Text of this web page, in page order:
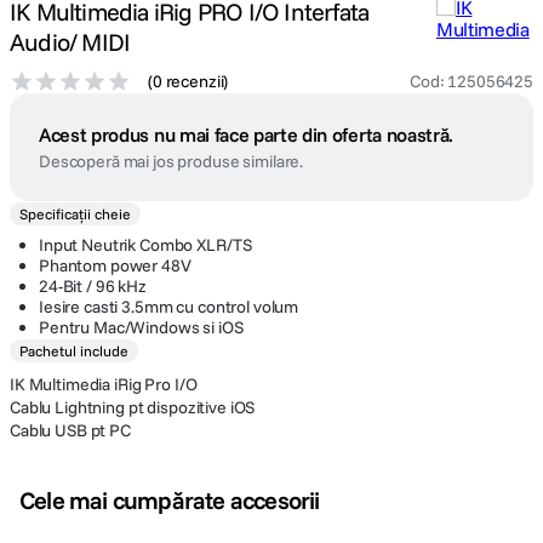
IK Multimedia iRig PRO I/O Interfata
Audio/ MIDI
(0 recenzii) Cod: 125056425
Acest produs nu mai face parte din oferta noastră.
Descoperă mai jos produse similare.
Specificații cheie
Input Neutrik Combo XLR/TS
Phantom power 48V
24-Bit / 96 kHz
Iesire casti 3.5mm cu control volum
Pentru Mac/Windows si iOS
Pachetul include
IK Multimedia iRig Pro I/O
Cablu Lightning pt dispozitive iOS
Cablu USB pt PC
Cele mai cumpărate accesorii